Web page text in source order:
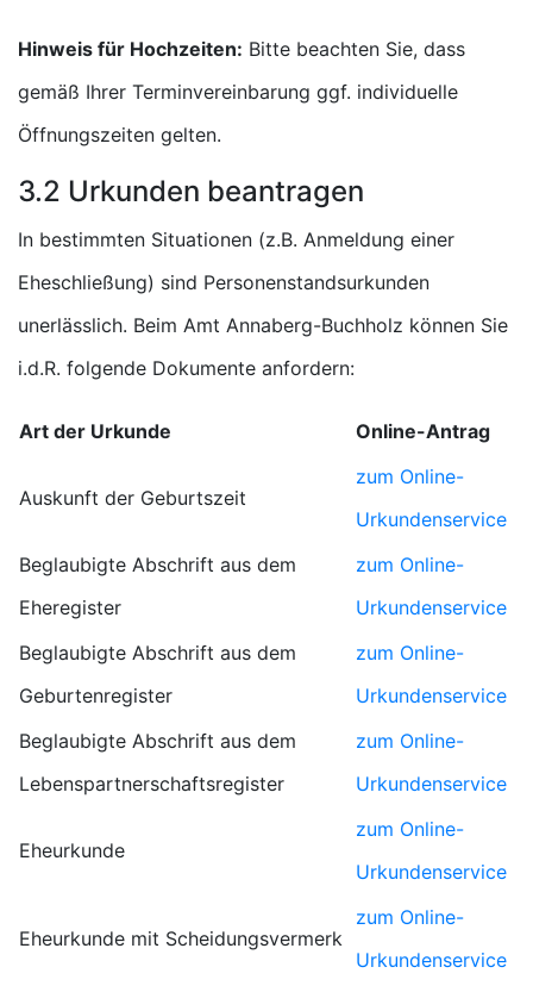
Hinweis für Hochzeiten: Bitte beachten Sie, dass
gemäß Ihrer Terminvereinbarung ggf. individuelle
Öffnungszeiten gelten.
3.2 Urkunden beantragen
In bestimmten Situationen (z.B. Anmeldung einer
Eheschließung) sind Personenstandsurkunden
unerlässlich. Beim Amt Annaberg-Buchholz können Sie
i.d.R. folgende Dokumente anfordern:
Art der Urkunde Online-Antrag
Auskunft der Geburtszeit
zum Online-
Urkundenservice
Beglaubigte Abschrift aus dem
Eheregister
zum Online-
Urkundenservice
Beglaubigte Abschrift aus dem
Geburtenregister
zum Online-
Urkundenservice
Beglaubigte Abschrift aus dem
Lebenspartnerschaftsregister
zum Online-
Urkundenservice
Eheurkunde
zum Online-
Urkundenservice
Eheurkunde mit Scheidungsvermerk
zum Online-
Urkundenservice